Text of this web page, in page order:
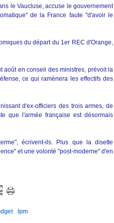
le Vaucluse, accuse le gouvernement
de la France faute "d'avoir le
du départ du 1er REC d'Orange,
août en conseil des ministres, prévoit la
ce qui ramènera les effectifs des
d'ex-officiers des trois armes, de
que l'armée française est désormais
écrivent-ils. Plus que la disette
et une volonté "post-moderne" d'en
lpm